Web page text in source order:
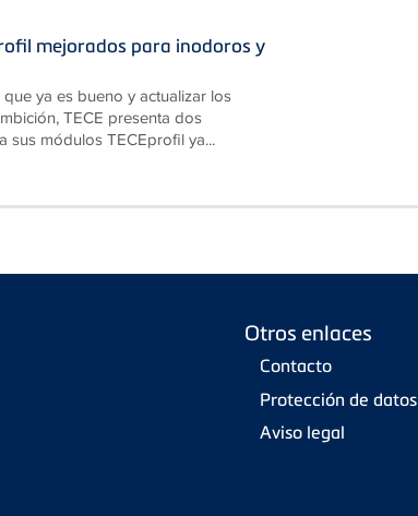
mejorados para inodoros y
ya es bueno y actualizar los
TECE presenta dos
sus módulos TECEprofil ya...
Otros enlaces
Contacto
Protección de datos
Aviso legal